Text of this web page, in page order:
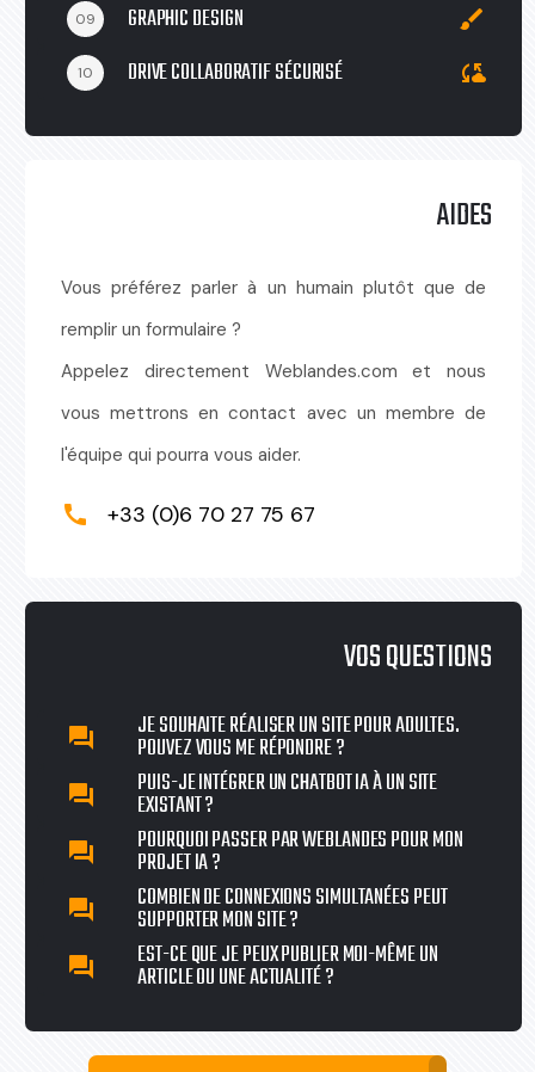
09 GRAPHIC DESIGN brush
10 DRIVE COLLABORATIF SÉCURISÉ cloud_sync
AIDES
Vous préférez parler à un humain plutôt que de
remplir un formulaire ?
Appelez directement Weblandes.com et nous
vous mettrons en contact avec un membre de
l'équipe qui pourra vous aider.
call +33 (0)6 70 27 75 67
VOS QUESTIONS
question_answer JE SOUHAITE RÉALISER UN SITE POUR ADULTES.
POUVEZ VOUS ME RÉPONDRE ?
question_answer PUIS-JE INTÉGRER UN CHATBOT IA À UN SITE
EXISTANT ?
question_answer POURQUOI PASSER PAR WEBLANDES POUR MON
PROJET IA ?
question_answer COMBIEN DE CONNEXIONS SIMULTANÉES PEUT
SUPPORTER MON SITE ?
question_answer EST-CE QUE JE PEUX PUBLIER MOI-MÊME UN
ARTICLE OU UNE ACTUALITÉ ?